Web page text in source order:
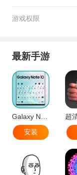
游戏权限
最新手游
安装